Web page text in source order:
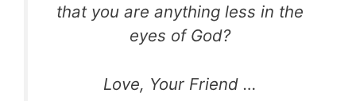
that you are anything less in the
eyes of God?
Love, Your Friend …